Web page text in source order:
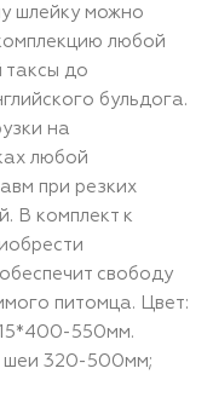
шлейку можно
любой
таксы до
бульдога.
на
любой
при резких
В комплект к
свободу
питомца. Цвет:
550мм.
шеи 320-500мм;